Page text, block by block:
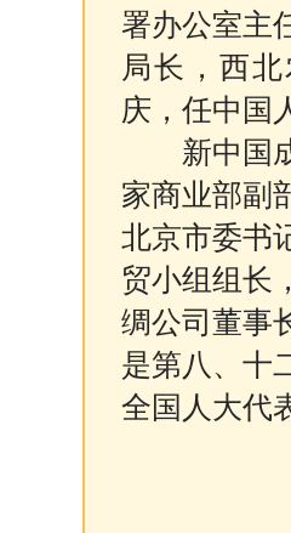
署办公室主
局长，西
庆，任中国
新中国成
家商业部副
北京市委书
贸小组组长
绸公司董事
是第八、十
全国人大代